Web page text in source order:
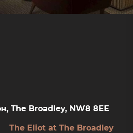
The Broadley, NW8 8EE
The Eliot at The Broadley